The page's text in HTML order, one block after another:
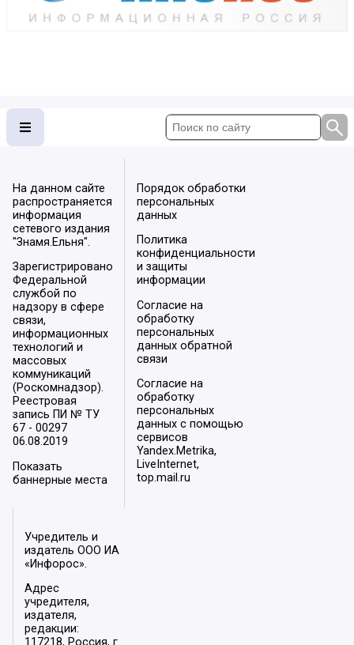
На данном сайте
распространяется
информация
сетевого издания
"Знамя.Ельня".
Зарегистрировано
Федеральной
службой по
надзору в сфере
связи,
информационных
технологий и
массовых
коммуникаций
(Роскомнадзор).
Реестровая
запись ПИ № ТУ
67 - 00297
06.08.2019
Показать
баннерные места
Порядок обработки
персональных
данных
Политика
конфиденциальности
и защиты
информации
Согласие на
обработку
персональных
данных обратной
связи
Согласие на
обработку
персональных
данных с помощью
сервисов
Yandex.Metrika,
LiveInternet,
top.mail.ru
Учредитель и
издатель ООО ИА
«Инфорос».
Адрес
учредителя,
издателя,
редакции:
117218, Россия, г.